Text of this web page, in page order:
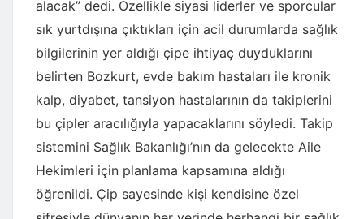
alacak” dedi. Özellikle siyasi liderler ve sporcular
sık yurtdışına çıktıkları için acil durumlarda sağlık
bilgilerinin yer aldığı çipe ihtiyaç duyduklarını
belirten Bozkurt, evde bakım hastaları ile kronik
kalp, diyabet, tansiyon hastalarının da takiplerini
bu çipler aracılığıyla yapacaklarını söyledi. Takip
sistemini Sağlık Bakanlığı’nın da gelecekte Aile
Hekimleri için planlama kapsamına aldığı
öğrenildi. Çip sayesinde kişi kendisine özel